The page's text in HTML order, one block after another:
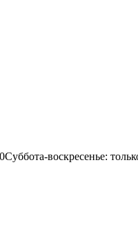
Суббота-воскресенье: